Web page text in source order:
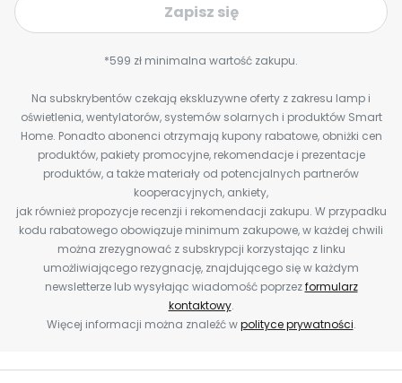
Zapisz się
*599 zł minimalna wartość zakupu.
Na subskrybentów czekają ekskluzywne oferty z zakresu lamp i
oświetlenia, wentylatorów, systemów solarnych i produktów Smart
Home. Ponadto abonenci otrzymają kupony rabatowe, obniżki cen
produktów, pakiety promocyjne, rekomendacje i prezentacje
produktów, a także materiały od potencjalnych partnerów
kooperacyjnych, ankiety,
jak również propozycje recenzji i rekomendacji zakupu. W przypadku
kodu rabatowego obowiązuje minimum zakupowe, w każdej chwili
można zrezygnować z subskrypcji korzystając z linku
umożliwiającego rezygnację, znajdującego się w każdym
newsletterze lub wysyłając wiadomość poprzezformularz
kontaktowy.
Więcej informacji można znaleźć wpolityce prywatności.